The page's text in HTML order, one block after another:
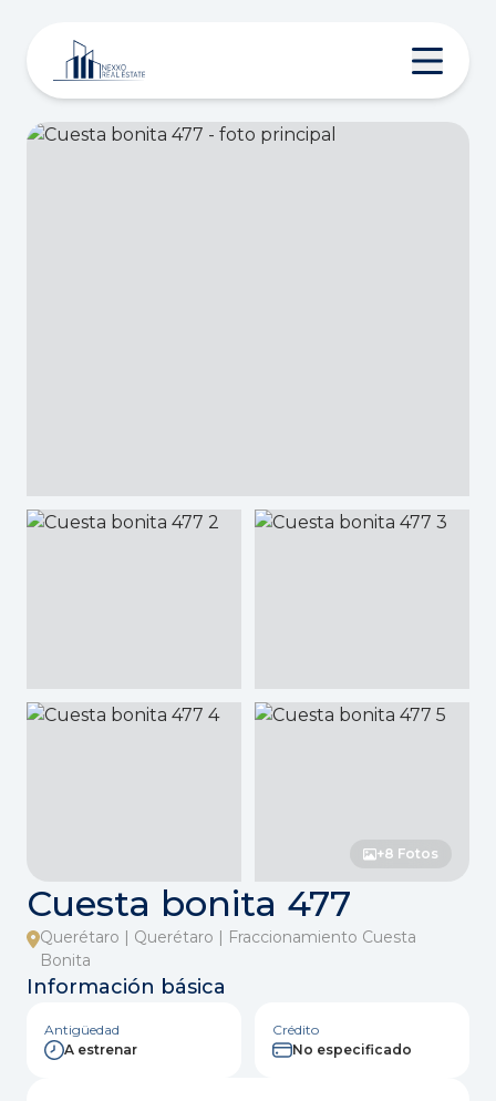
+8 Fotos
Cuesta bonita 477
Querétaro | Querétaro | Fraccionamiento Cuesta
Bonita
Información básica
Antigüedad
A estrenar
Crédito
No especificado